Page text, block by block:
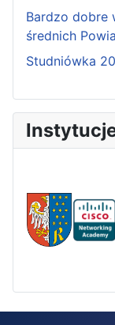
Bardzo dobre
średnich
Studniówka